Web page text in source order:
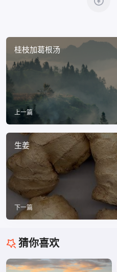
桂枝加葛根汤
上一篇
生姜
下一篇
猜你喜欢